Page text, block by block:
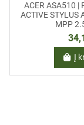
ACER ASA510 |
ACTIVE STYLUS
MPP
Į